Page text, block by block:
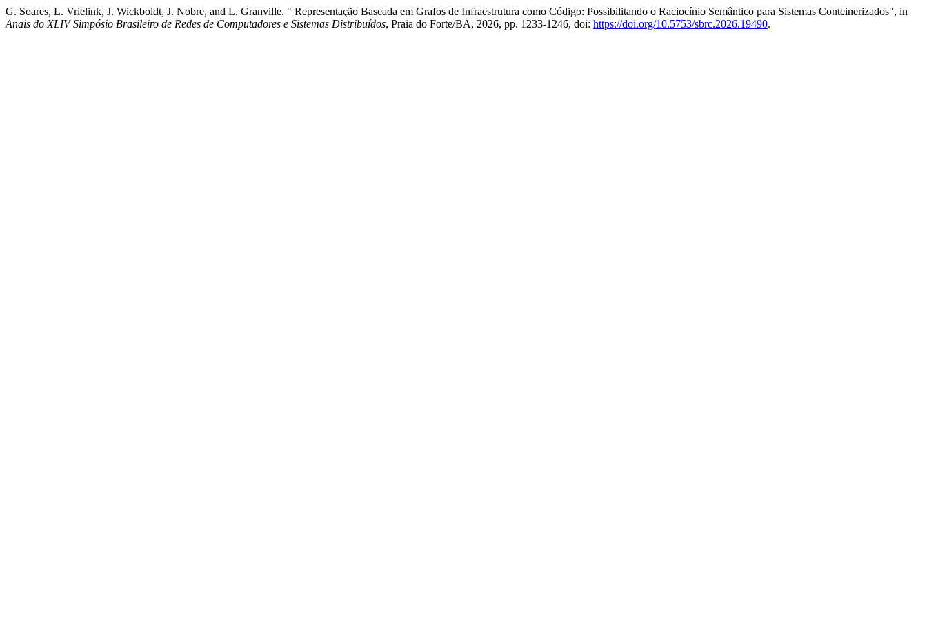
G. Soares, L. Vrielink, J. Wickboldt, J. Nobre, and L. Granville. " Representação Baseada em Grafos de Infraestrutura como Código: Possibilitando o Raciocínio Semântico para Sistemas Conteinerizados", in
Anais do XLIV Simpósio Brasileiro de Redes de Computadores e Sistemas Distribuídos, Praia do Forte/BA, 2026, pp. 1233-1246, doi: https://doi.org/10.5753/sbrc.2026.19490.